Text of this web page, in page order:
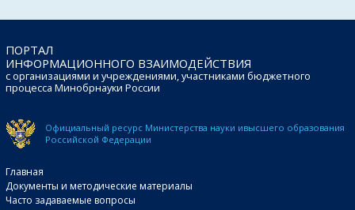
ПОРТАЛ
ИНФОРМАЦИОННОГО ВЗАИМОДЕЙСТВИЯ
с организациями и учреждениями, участниками бюджетного
процесса Минобрнауки России
Официальный ресурс Министерства науки ивысшего образования
Российской Федерации
Главная
Документы и методические материалы
Часто задаваемые вопросы